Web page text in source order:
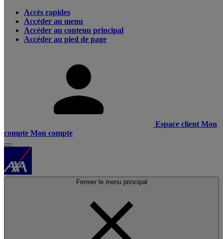
Accès rapides
Accéder au menu
Accéder au contenu principal
Accéder au pied de page
Espace client Mon
compte Mon compte
Fermer le menu principal